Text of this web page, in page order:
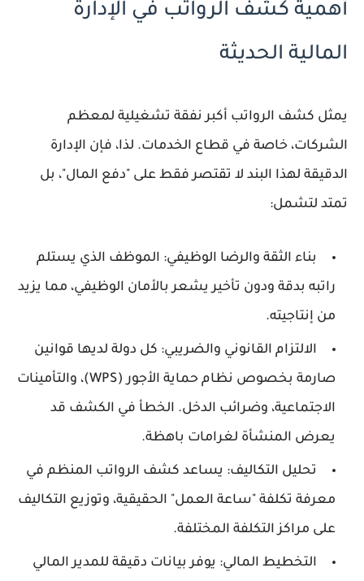
أهمية كشف الرواتب في الإدارة
المالية الحديثة
يمثل كشف الرواتب أكبر نفقة تشغيلية لمعظم
الشركات، خاصة في قطاع الخدمات. لذا، فإن الإدارة
الدقيقة لهذا البند لا تقتصر فقط على "دفع المال"، بل
تمتد لتشمل:
بناء الثقة والرضا الوظيفي: الموظف الذي يستلم
راتبه بدقة ودون تأخير يشعر بالأمان الوظيفي، مما يزيد
من إنتاجيته.
الالتزام القانوني والضريبي: كل دولة لديها قوانين
صارمة بخصوص نظام حماية الأجور (WPS)
، والتأمينات
الاجتماعية، وضرائب الدخل. الخطأ في الكشف قد
يعرض المنشأة لغرامات باهظة.
تحليل التكاليف: يساعد كشف الرواتب المنظم في
معرفة تكلفة "ساعة العمل" الحقيقية، وتوزيع التكاليف
على مراكز التكلفة المختلفة.
التخطيط المالي: يوفر بيانات دقيقة للمدير المالي